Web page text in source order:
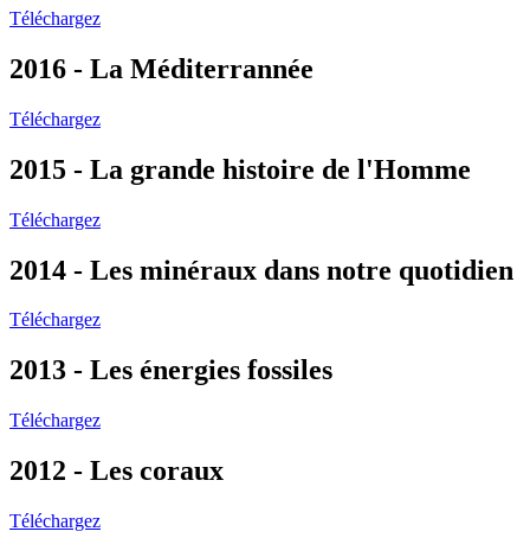
Téléchargez
2016 - La Méditerrannée
Téléchargez
2015 - La grande histoire de l'Homme
Téléchargez
2014 - Les minéraux dans notre quotidien
Téléchargez
2013 - Les énergies fossiles
Téléchargez
2012 - Les coraux
Téléchargez